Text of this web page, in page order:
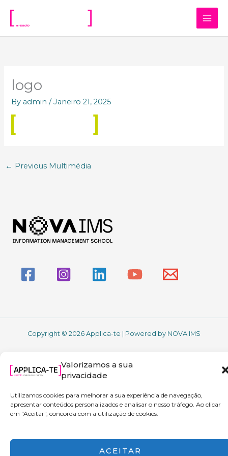
Valorizamos a sua
privacidade
Utilizamos cookies para melhorar a sua experiência de navegação,
apresentar conteúdos personalizados e analisar o nosso tráfego. Ao clicar
em "Aceitar", concorda com a utilização de cookies.
ACEITAR
content
logo
By admin/Janeiro 21, 2025
← Previous Multimédia
Copyright © 2026 Applica-te | Powered by NOVA IMS